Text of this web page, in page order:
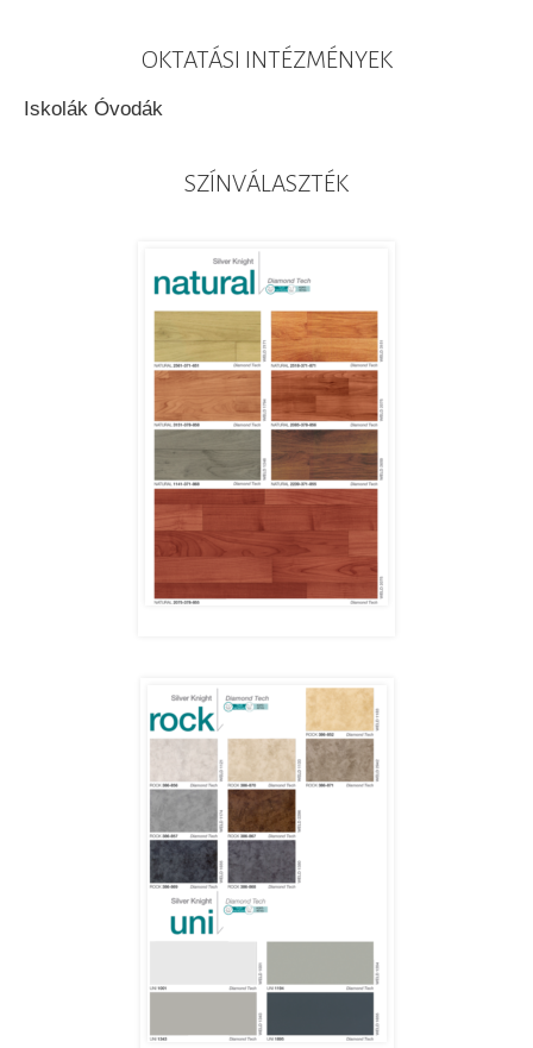
OKTATÁSI INTÉZMÉNYEK
Iskolák Óvodák
SZÍNVÁLASZTÉK